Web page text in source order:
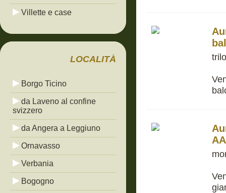
Villette e case
LOCALITÀ
Borgo Ticino
da Laveno al confine
svizzero
da Angera a Leggiuno
Ornavasso
Verbania
Bogogno